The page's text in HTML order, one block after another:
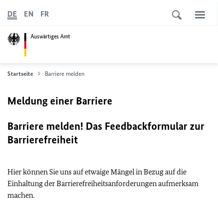
Auswärtiges Amt
DE EN FR
Startseite Barriere melden
Meldung einer Barriere
Barriere melden! Das Feedbackformular zur
Barrierefreiheit
Hier können Sie uns auf etwaige Mängel in Bezug auf die
Einhaltung der Barrierefreiheitsanforderungen aufmerksam
machen.